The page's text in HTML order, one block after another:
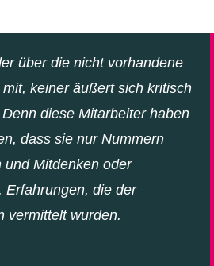
über die nicht vorhandene
keiner äußert sich kritisch
diese Mitarbeiter haben
dass sie nur Nummern
und Mitdenken oder
Erfahrungen, die der
vermittelt wurden.